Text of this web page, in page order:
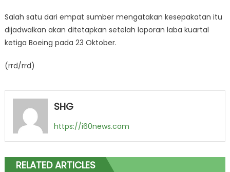
Salah satu dari empat sumber mengatakan kesepakatan itu
dijadwalkan akan ditetapkan setelah laporan laba kuartal
ketiga Boeing pada 23 Oktober.
(rrd/rrd)
SHG
https://i60news.com
RELATED ARTICLES